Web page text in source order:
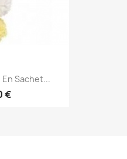
Sachet...
€